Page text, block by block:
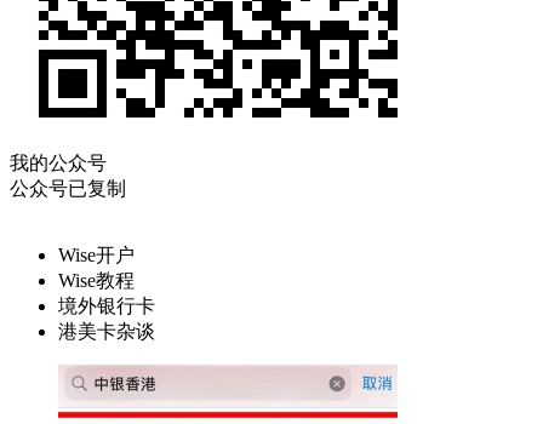
我的公众号
公众号已复制
Wise开户
Wise教程
境外银行卡
港美卡杂谈